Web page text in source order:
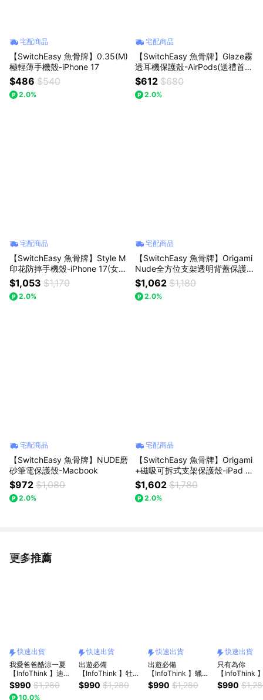
宅配商品
【SwitchEasy 魚骨牌】0.35(M)
極輕薄手機殼-iPhone 17
$486 $540
2.0%
宅配商品
【SwitchEasy 魚骨牌】Glaze霧
透耳機保護殼-AirPods(送禮首
選）
$612 $680
2.0%
宅配商品
【SwitchEasy 魚骨牌】Style M
印花防摔手機殼-iPhone 17(女
生/另一半生日首選)
$1,053 $1,170
2.0%
宅配商品
【SwitchEasy 魚骨牌】Origami
Nude全方位支架透明背蓋保護
套-iPad
$1,062 $1,180
2.0%
宅配商品
【SwitchEasy 魚骨牌】NUDE磨
砂筆電保護殼-Macbook
$972 $1,080
2.0%
宅配商品
【SwitchEasy 魚骨牌】Origami
+磁吸可拆式支架保護殼-iPad m
ini(烹飪小幫手)
$1,602 $1,780
2.0%
更多推薦
看更多
快速出貨
我愛爸爸酷涼一夏
【InfoThink 】迪士
尼米奇賽車系列手持
製冷風扇(BSMI/wh
$990 $1,280
10.0%
快速出貨
出遊必備
【InfoThink 】牡蠣
奶奶手持製冷風扇
(BSMI/wh可上飛機)
$990 $1,280
快速出貨
出遊必備
【InfoThink 】蠟筆
小新手持製冷風扇-
可愛小葵(BSMI/wh
$990 $1,280
快速出貨
只有為你
【InfoThink
維尼系列真無
耳機(漂浮)(快
$990